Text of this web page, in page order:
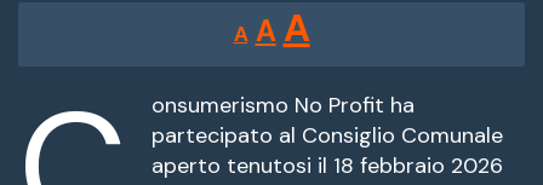
A
Reducir
tamaño
de
fuente.
A Restablecer
tamaño
de
fuente
AAumentar
tamaño
de
onsumerismo No Profit ha
partecipato al Consiglio Comunale
aperto tenutosi il 18 febbraio 2026